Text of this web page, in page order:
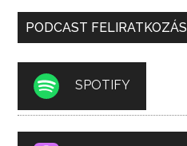
PODCAST FELIRATKOZÁS
SPOTIFY